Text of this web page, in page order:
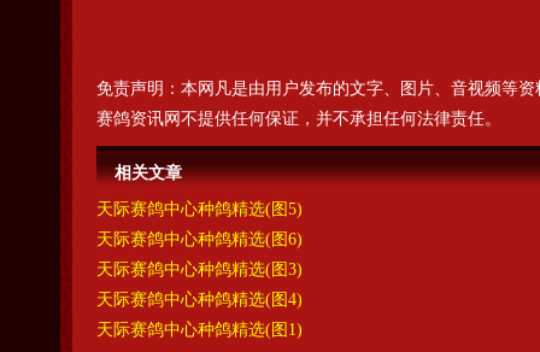
免责声明：本网凡是由用户发布的文字、图片、音视频等
赛鸽资讯网不提供任何保证，并不承担任何法律责任。
相关文章
天际赛鸽中心种鸽精选(图5)
天际赛鸽中心种鸽精选(图6)
天际赛鸽中心种鸽精选(图3)
天际赛鸽中心种鸽精选(图4)
天际赛鸽中心种鸽精选(图1)